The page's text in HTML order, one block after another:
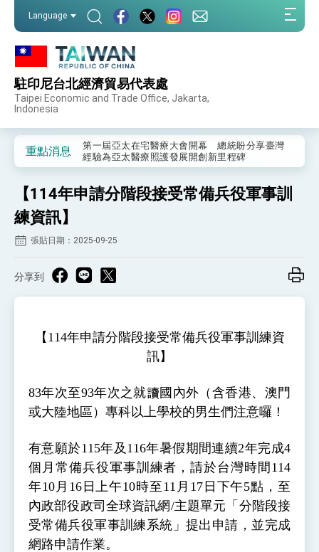
Language
駐印尼台北經濟貿易代表處
Taipei Economic and Trade Office, Jakarta,
Indonesia
重點消息
外交部重要言論
事處」，進一步深化台美交流合作
第一屆亞太在宅醫療大會開幕 總統盼分享臺灣
經驗為亞太醫療照護發展開創新里程碑
及「台灣智慧醫療與健康產業展」預告短片，向
世界展現台灣守護全球健康的創新能量
總統出訪史瓦帝尼返國談話 強調臺灣人有權利
訪問
總統與五院院長新春茶敘 盼化分歧為團結、為
國家邁出合作第一步
升級 籲請立院全力支持並盡速通過
臺美簽署「對等貿易協定」確立對等關稅15%且不
疊加 我輸美2072項產品豁免對等關稅
外交部長林佳龍於《外交事務》撰文指出：自由
世界 需要台灣，團結合作方能守護繁榮
「見證蛻變，分享世界的光華」開幕式，期許數
位轉 型迎向下個50年
總統主持「台美經濟繁榮夥伴對話」記者會 說
明臺美合作三大戰略方向 盼與民主夥伴共同引
領 下一個世代的繁榮
外交部長林佳龍接受印尼「時代雜誌」專訪，闡
述印太安全局勢，籲深化台印尼半導體供應鏈合
作
外交部長林佳龍午宴歡迎美國聯邦參議員蓋耶哥
訪問團
外交部長林佳龍接見美國智庫「德國馬歇爾基金
【114年申請分階段接受常備兵役軍事訓
練資訊】
張貼日期：2025-09-25
分享到
【 114年申請分階段接受常備兵役軍事訓練資
訊】
83年次至93年次之就讀國內外（含香港、澳門
或大陸地區）專科以上學校的男生們注意囉！
有意願於115年及 116年暑假期間連續2年完成4
個月常備兵役軍事訓練者，請於台灣時間 114
年10月 16日上午10時至11 月 17日下午5點，至
內政部役政司全球資訊網/主題單元「分階段接
受常備兵役軍事訓練系統」提出申請，並完成
網路申請作業。